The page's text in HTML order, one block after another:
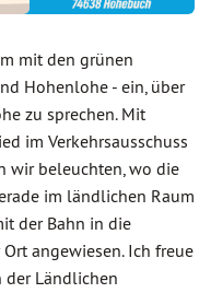
mit den grünen
Hohenlohe - ein, über
zu sprechen. Mit
im Verkehrsausschuss
wir beleuchten, wo die
im ländlichen Raum
der Bahn in die
angewiesen. Ich freue
der Ländlichen